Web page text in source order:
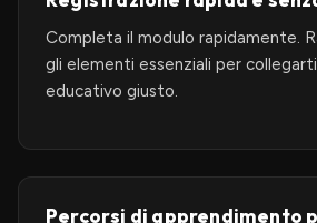
Completa il modulo rapidamente.
gli elementi essenziali per
educativo giusto.
Percorsi di apprendimento